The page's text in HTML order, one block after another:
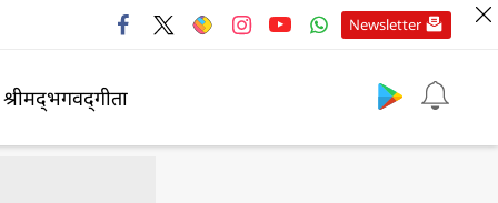
Newsletter
श्रीमद्‍भगवद्‍गीता